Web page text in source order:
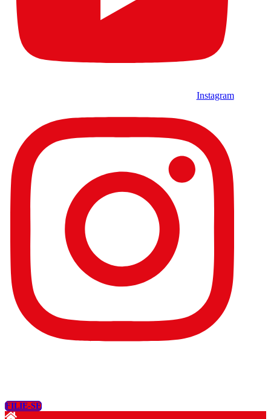
Instagram
FILIE-SE